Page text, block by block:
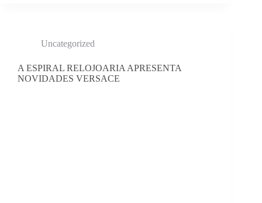
Uncategorized
A ESPIRAL RELOJOARIA APRESENTA
NOVIDADES VERSACE